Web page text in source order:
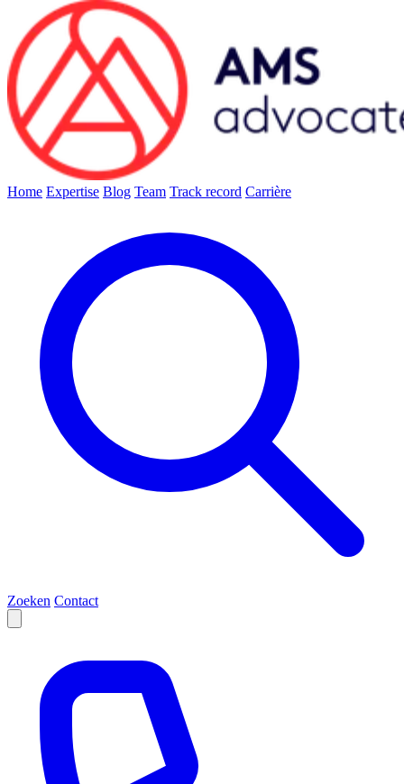
Home Expertise Blog Team Track record Carrière
Zoeken Contact